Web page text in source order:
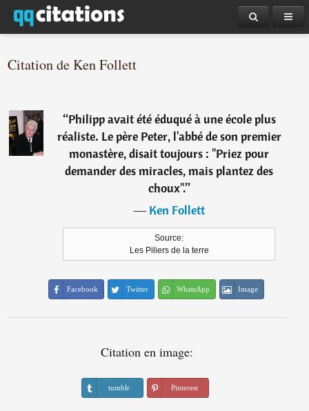
Citation de Ken Follett
“Philipp avait été éduqué à une école plus
réaliste. Le père Peter, l'abbé de son premier
monastère, disait toujours : "Priez pour
demander des miracles, mais plantez des
choux".”
―Ken Follett
Source:
Les Piliers de la terre
Facebook Twitter WhatsApp Image
Citation en image:
tumblr Pinterest